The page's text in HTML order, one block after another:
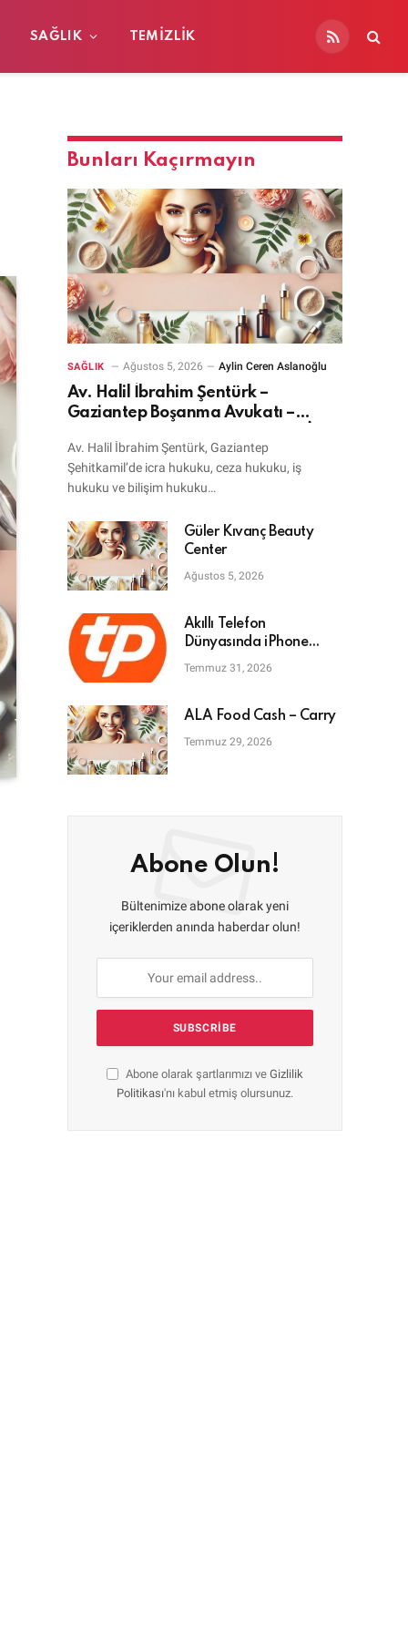
SAĞLIK TEMIZLIK
RSS
Bunları Kaçırmayın
SAĞLIK Ağustos 5, 2026 Aylin Ceren Aslanoğlu
Av. Halil İbrahim Şentürk –
Gaziantep Boşanma Avukatı –
Avukatı
Av. Halil İbrahim Şentürk, Gaziantep
Şehitkamil’de icra hukuku, ceza hukuku, iş
hukuku ve bilişim hukuku…
Güler Kıvanç Beauty
Center
Ağustos 5, 2026
Akıllı Telefon
Dünyasında iPhone
Tamiri: En Doğru Adres
Temmuz 31, 2026
ALA Food Cash – Carry
Temmuz 29, 2026
Abone Olun!
Bültenimize abone olarak yeni
içeriklerden anında haberdar olun!
Abone olarak şartlarımızı ve Gizlilik
Politikası'nı kabul etmiş olursunuz.